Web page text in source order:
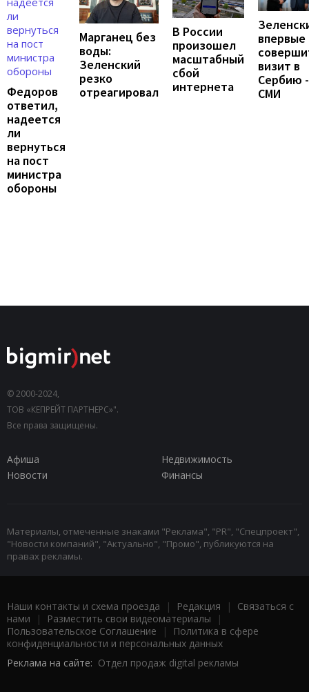
Федоров
ответил,
надеется
ли
вернуться
на пост
министра
обороны
Марганец без
воды:
Зеленский
резко
отреагировал
В России
произошел
масштабный
сбой
интернета
впервые
визит в
Сербию -
СМИ
© 2000-2024,
ТОВ «КЕПРЕЙТ ПАРТНЕРС»".
Все права защищены.
Афиша
Недвижимость
Новости
Финансы
Материалы, отмеченные знаками "Реклама", "PR", "Спецпроект",
"Новости компаний", "Актуально", "Промо", публикуются на
правах рекламы.
Наши контакты и схема проезда | Редакция | Связаться с
нами | Разместить свои видеоматериалы |
Пользовательское Соглашение |
Политика в сфере
конфиденциальности и персональных данных
Реклама на сайте: Отдел продаж digital рекламы